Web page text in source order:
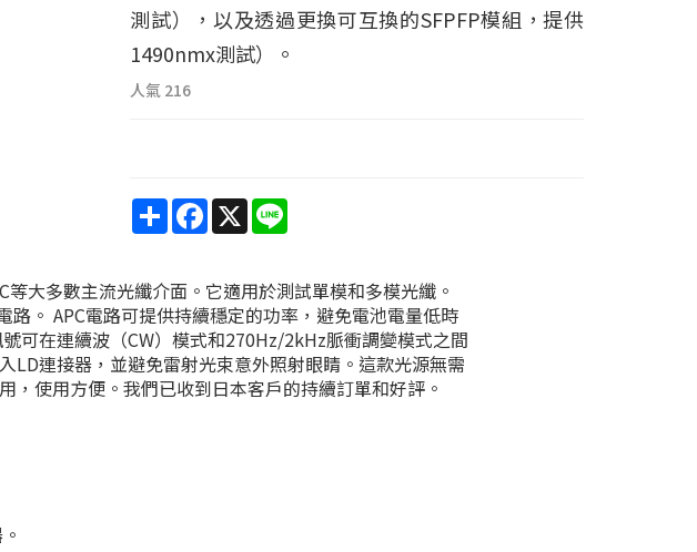
測試），以及透過更換可互換的SFPFP模組，提供
1490nmx測試）。
人氣 216
Share Facebook
X
大多數主流光纖介面。它適用於測試單模和多模光纖。
。 APC電路可提供持續穩定的功率，避免電池電量低時
可在連續波（CW）模式和270Hz/2kHz脈衝調變模式之間
LD連接器，並避免雷射光束意外照射眼睛。這款光源無需
，使用方便。我們已收到日本客戶的持續訂單和好評。